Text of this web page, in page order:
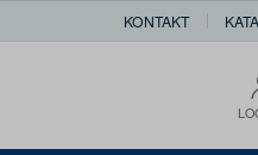
KONTAKT